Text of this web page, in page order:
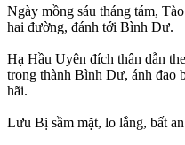
Ngày mồng sáu tháng tám,
hai đường, đánh tới Bình Dư.
Hạ Hầu Uyên đích thân dẫn
trong thành Bình Dư, ánh đao
hãi.
Lưu Bị sầm mặt, lo lắng, bất